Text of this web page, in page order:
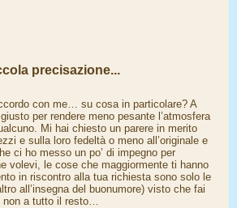
precisazione...
con me… su cosa in particolare? A
per rendere meno pesante l’atmosfera
Mi hai chiesto un parere in merito
e sulla loro fedeltà o meno all’originale e
ci ho messo un po’ di impegno per
volevi, le cose che maggiormente ti hanno
in riscontro alla tua richiesta sono solo le
all’insegna del buonumore) visto che fai
non a tutto il resto…